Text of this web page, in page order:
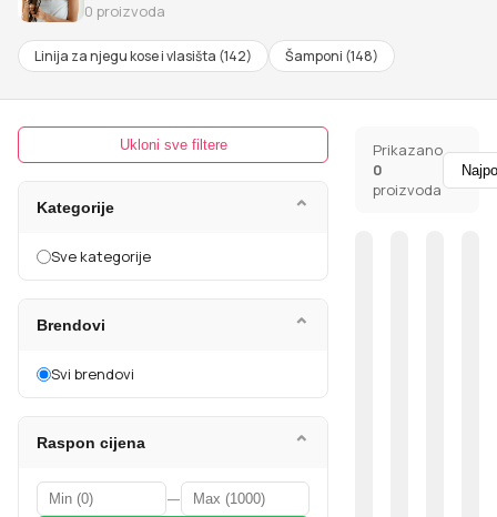
0 proizvoda
Linija za njegu kose i vlasišta (142) Šamponi (148)
Ukloni sve filtere
Kategorije ⌄
Sve kategorije
Brendovi ⌄
Svi brendovi
Raspon cijena ⌄
—
Prikazano
0
proizvoda